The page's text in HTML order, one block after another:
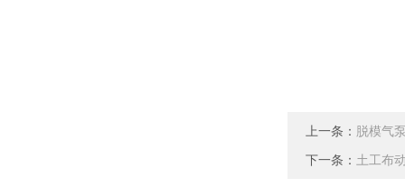
上一条： 脱模气
下一条： 土工布